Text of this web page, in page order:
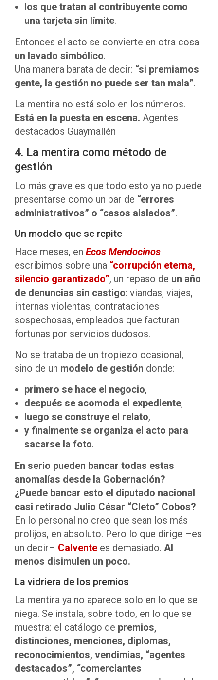
los que tratan al contribuyente como
una tarjeta sin límite.
Entonces el acto se convierte en otra cosa:
un lavado simbólico.
Una manera barata de decir: “si premiamos
gente, la gestión no puede ser tan mala”.
La mentira no está solo en los números.
Está en la puesta en escena. Agentes
destacados Guaymallén
4. La mentira como método de
gestión
Lo más grave es que todo esto ya no puede
presentarse como un par de “errores
administrativos” o “casos aislados”.
Un modelo que se repite
Hace meses, en Ecos Mendocinos
escribimos sobre una “corrupción eterna,
silencio garantizado”, un repaso de un año
de denuncias sin castigo: viandas, viajes,
internas violentas, contrataciones
sospechosas, empleados que facturan
fortunas por servicios dudosos.
No se trataba de un tropiezo ocasional,
sino de un modelo de gestión donde:
primero se hace el negocio,
después se acomoda el expediente,
luego se construye el relato,
y finalmente se organiza el acto para
sacarse la foto.
En serio pueden bancar todas estas
anomalías desde la Gobernación?
¿Puede bancar esto el diputado nacional
casi retirado Julio César “Cleto” Cobos?
En lo personal no creo que sean los más
prolijos, en absoluto. Pero lo que dirige –es
un decir– Calvente es demasiado. Al
menos disimulen un poco.
La vidriera de los premios
La mentira ya no aparece solo en lo que se
niega. Se instala, sobre todo, en lo que se
muestra: el catálogo de premios,
distinciones, menciones, diplomas,
reconocimientos, vendimias, “agentes
destacados”, “comerciantes